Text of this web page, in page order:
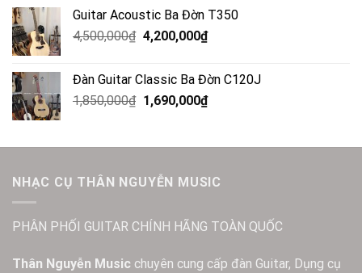
Guitar Acoustic Ba Đờn T350
4,500,000₫ 4,200,000₫
Đàn Guitar Classic Ba Đờn C120J
1,850,000₫ 1,690,000₫
NHẠC CỤ THÂN NGUYỄN MUSIC
PHÂN PHỐI GUITAR CHÍNH HÃNG TOÀN QUỐC
Thân Nguyễn Music chuyên cung cấp đàn Guitar, Dụng cụ